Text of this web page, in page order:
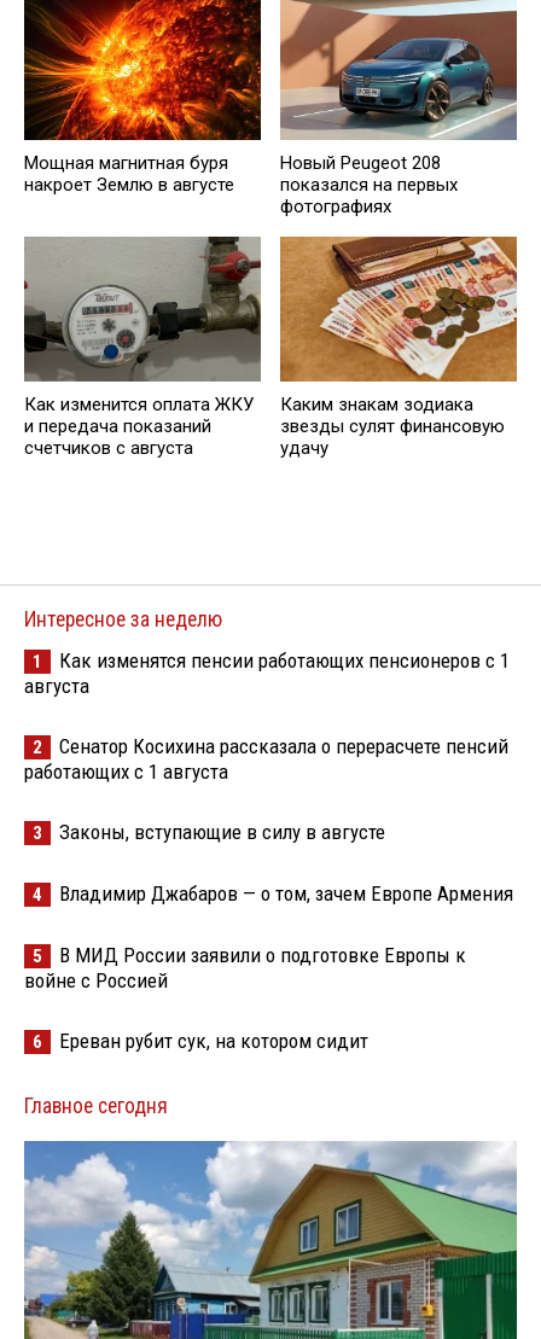
Мощная магнитная буря
накроет Землю в августе
Новый Peugeot 208
показался на первых
фотографиях
Как изменится оплата ЖКУ
и передача показаний
счетчиков с августа
Каким знакам зодиака
звезды сулят финансовую
удачу
Интересное за неделю
1
Как изменятся пенсии работающих пенсионеров с 1
августа
2
Сенатор Косихина рассказала о перерасчете пенсий
работающих с 1 августа
3 Законы, вступающие в силу в августе
4 Владимир Джабаров — о том, зачем Европе Армения
5
В МИД России заявили о подготовке Европы к
войне с Россией
6 Ереван рубит сук, на котором сидит
Главное сегодня